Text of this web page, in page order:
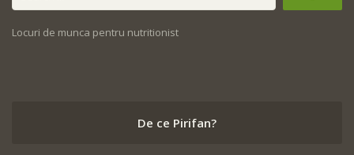
Locuri de munca pentru nutritionist
De ce Pirifan?